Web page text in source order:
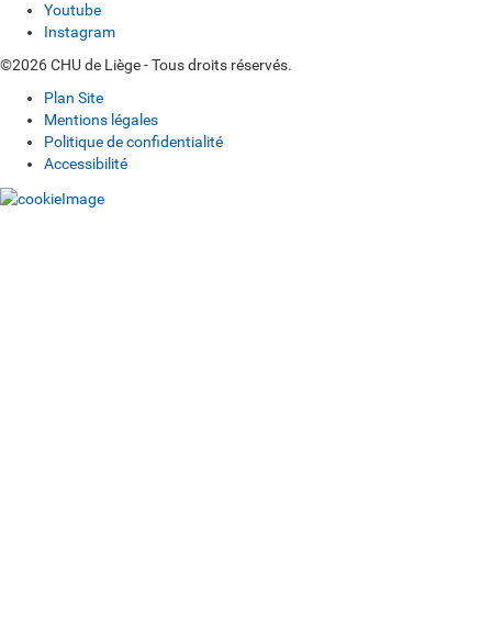
Youtube
Instagram
©2026 CHU de Liège - Tous droits réservés.
Plan Site
Mentions légales
Politique de confidentialité
Accessibilité